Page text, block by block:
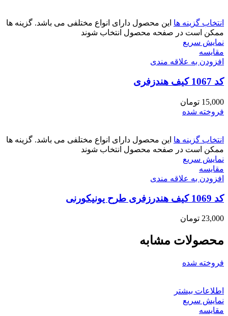
انتخاب گزینه ها این محصول دارای انواع مختلفی می باشد. گزینه ها
ممکن است در صفحه محصول انتخاب شوند
نمایش سریع
مقايسه
افزودن به علاقه مندی
کد 1067 کیف هندزفری
15,000 تومان
فروخته شده
انتخاب گزینه ها این محصول دارای انواع مختلفی می باشد. گزینه ها
ممکن است در صفحه محصول انتخاب شوند
نمایش سریع
مقايسه
افزودن به علاقه مندی
کد 1069 کیف هندرزفری طرح یونیکورنی
23,000 تومان
محصولات مشابه
فروخته شده
اطلاعات بیشتر
نمایش سریع
مقايسه